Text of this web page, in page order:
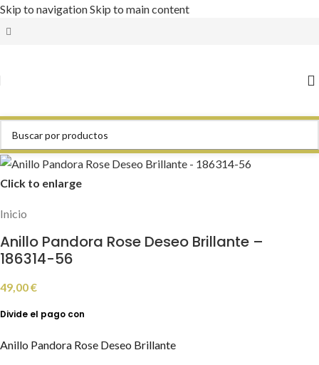
Skip to navigationSkip to main content
Click to enlarge
Inicio
Anillo Pandora Rose Deseo Brillante –
186314-56
49,00€
Anillo Pandora Rose Deseo Brillante